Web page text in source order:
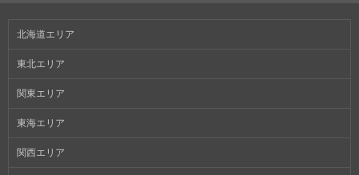
北海道エリア
東北エリア
関東エリア
東海エリア
関西エリア